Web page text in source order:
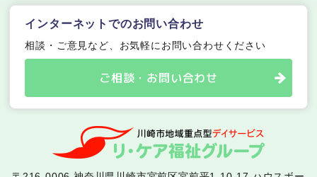
インターネットでのお問い合わせ
相談・ご意見など、お気軽にお問い合わせください
ご相談・お問い合わせ